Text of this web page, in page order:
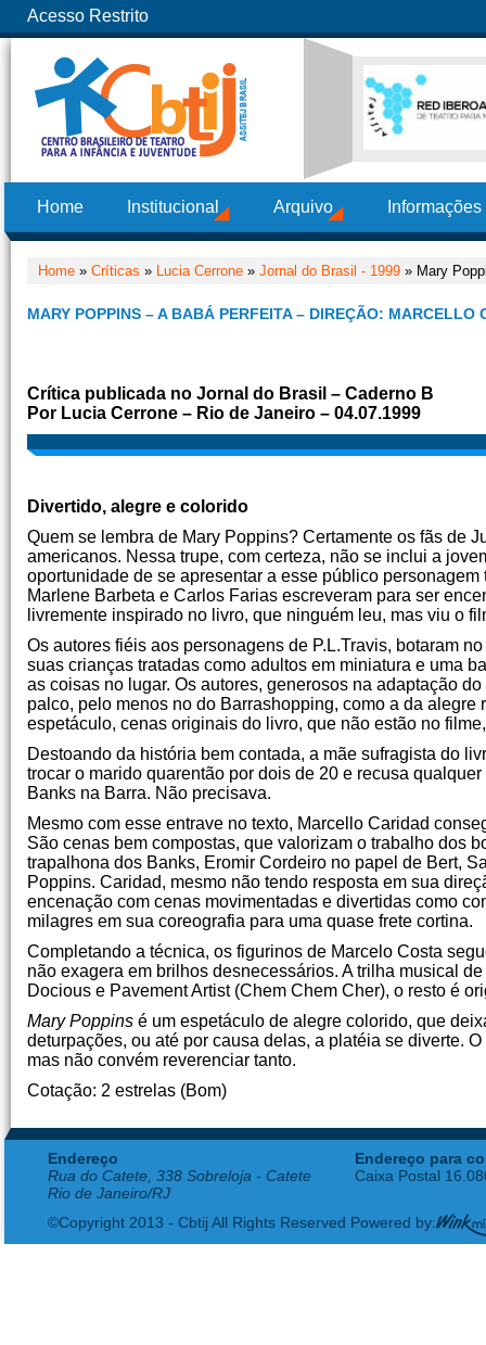
Acesso Restrito
Home Institucional Arquivo
Home » Críticas » Lucia Cerrone » Jornal do Brasil - 1999 » Mary
MARY POPPINS – A BABÁ PERFEITA – DIREÇÃO: MARCELLO
Crítica publicada no Jornal do Brasil – Caderno B
Por Lucia Cerrone – Rio de Janeiro – 04.07.1999
Divertido, alegre e colorido
Quem se lembra de Mary Poppins? Certamente os fãs de
americanos. Nessa trupe, com certeza, não se inclui a
oportunidade de se apresentar a esse público
Marlene Barbeta e Carlos Farias escreveram para ser
livremente inspirado no livro, que ninguém leu, mas viu o
Os autores fiéis aos personagens de P.L.Travis, botaram
suas crianças tratadas como adultos em miniatura e uma
as coisas no lugar. Os autores, generosos na adaptação
palco, pelo menos no do Barrashopping, como a da
espetáculo, cenas originais do livro, que não estão no
Destoando da história bem contada, a mãe sufragista do
trocar o marido quarentão por dois de 20 e recusa
Banks na Barra. Não precisava.
Mesmo com esse entrave no texto, Marcello Caridad
São cenas bem compostas, que valorizam o trabalho dos
trapalhona dos Banks, Eromir Cordeiro no papel de Bert,
Poppins. Caridad, mesmo não tendo resposta em sua
encenação com cenas movimentadas e divertidas como
milagres em sua coreografia para uma quase frete cortina.
Completando a técnica, os figurinos de Marcelo Costa
não exagera em brilhos desnecessários. A trilha musical
Docious e Pavement Artist (Chem Chem Cher), o resto é
Mary Poppins é um espetáculo de alegre colorido, que
deturpações, ou até por causa delas, a platéia se diverte.
mas não convém reverenciar tanto.
Cotação: 2 estrelas (Bom)
Endereço
Rua do Catete, 338 Sobreloja - Catete
Rio de Janeiro/RJ
Endereço para
Caixa Postal
©Copyright 2013 - Cbtij All Rights Reserved Powered by: